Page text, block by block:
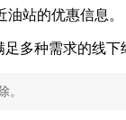
站的优惠信息。
多种需求的线
。